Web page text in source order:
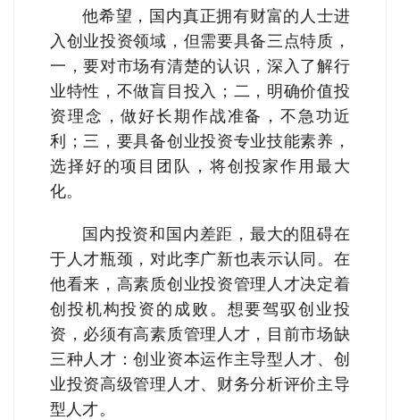
他希望，国内真正拥有财富的人士进
入创业投资领域，但需要具备三点特质，
一，要对市场有清楚的认识，深入了解行
业特性，不做盲目投入；二，明确价值投
资理念，做好长期作战准备，不急功近
利；三，要具备创业投资专业技能素养，
选择好的项目团队，将创投家作用最大
化。
国内投资和国内差距，最大的阻碍在
于人才瓶颈，对此李广新也表示认同。在
他看来，高素质创业投资管理人才决定着
创投机构投资的成败。想要驾驭创业投
资，必须有高素质管理人才，目前市场缺
三种人才：创业资本运作主导型人才、创
业投资高级管理人才、财务分析评价主导
型人才。